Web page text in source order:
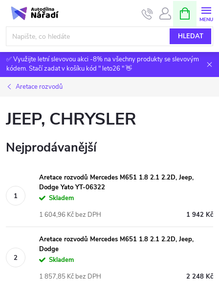
Přejít
obsah
HLEDAT
NÁKUPNÍ
KOŠÍK
✅ Využijte letní slevovou akci -8% na všechny produkty se slevovým
kódem. Stačí zadat v košíku kód " leto26 " 👋
Aretace rozvodů
JEEP, CHRYSLER
Nejprodávanější
Aretace rozvodů Mercedes M651 1.8 2.1 2.2D, Jeep,
Dodge Yato YT-06322
Skladem
1 942 Kč
1 604,96 Kč bez DPH
Aretace rozvodů Mercedes M651 1.8 2.1 2.2D, Jeep,
Dodge
Skladem
2 248 Kč
1 857,85 Kč bez DPH